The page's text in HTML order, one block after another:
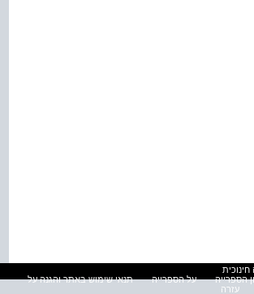
הספרייה על הספרייה
תנאי שימוש באתר והגנה על
עזרה